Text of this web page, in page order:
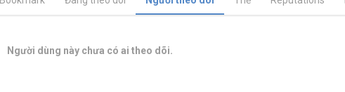
Người dùng này chưa có ai theo dõi.